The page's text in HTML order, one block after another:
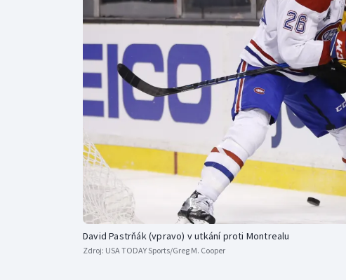
Curling
Dostihy
Florbal
Futsal
Golf
Gymnastika
David Pastrňák (vpravo) v utkání proti Montrealu
Zdroj: USA TODAY Sports/Greg M. Cooper